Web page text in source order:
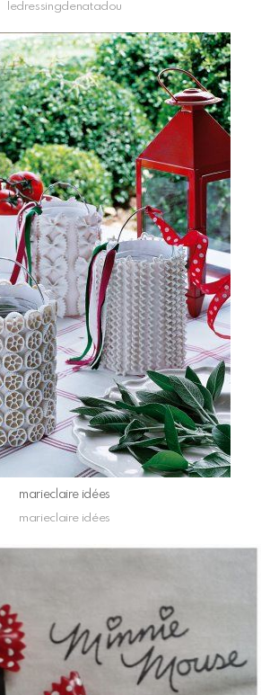
ledressingdenatadou
marieclaire idées
marieclaire idées